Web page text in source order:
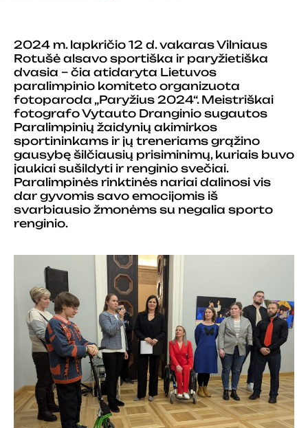
2024 m. lapkričio 12 d. vakaras Vilniaus
Rotušė alsavo sportiška ir paryžietiška
dvasia – čia atidaryta Lietuvos
paralimpinio komiteto organizuota
fotoparoda „Paryžius 2024“. Meistriškai
fotografo Vytauto Dranginio sugautos
Paralimpinių žaidynių akimirkos
sportininkams ir jų treneriams grąžino
gausybę šilčiausių prisiminimų, kuriais buvo
jaukiai sušildyti ir renginio svečiai.
Paralimpinės rinktinės nariai dalinosi vis
dar gyvomis savo emocijomis iš
svarbiausio žmonėms su negalia sporto
renginio.